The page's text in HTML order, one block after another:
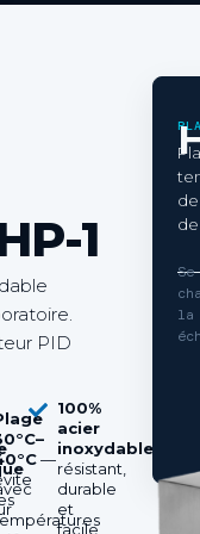
1
PID
—
100%
acier
inoxydable
résistant,
durable
et
facile
la